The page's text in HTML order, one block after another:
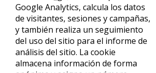
Google Analytics, calcula los datos
de visitantes, sesiones y campañas,
y también realiza un seguimiento
del uso del sitio para el informe de
análisis del sitio. La cookie
almacena información de forma